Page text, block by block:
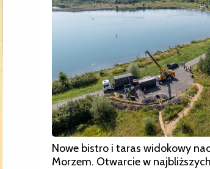
Nowe bistro i taras widokowy
Morzem. Otwarcie w